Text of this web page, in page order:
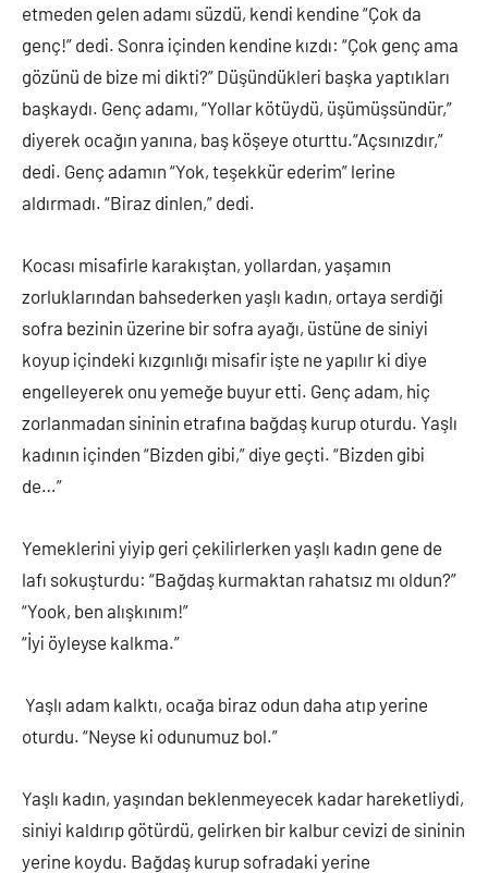
etmeden gelen adamı süzdü, kendi kendine “Çok da
genç!” dedi. Sonra içinden kendine kızdı: “Çok genç ama
gözünü de bize mi dikti?” Düşündükleri başka yaptıkları
başkaydı. Genç adamı, “Yollar kötüydü, üşümüşsündür,”
diyerek ocağın yanına, baş köşeye oturttu.“Açsınızdır,”
dedi. Genç adamın “Yok, teşekkür ederim” lerine
aldırmadı. “Biraz dinlen,” dedi.
Kocası misafirle karakıştan, yollardan, yaşamın
zorluklarından bahsederken yaşlı kadın, ortaya serdiği
sofra bezinin üzerine bir sofra ayağı, üstüne de siniyi
koyup içindeki kızgınlığı misafir işte ne yapılır ki diye
engelleyerek onu yemeğe buyur etti. Genç adam, hiç
zorlanmadan sininin etrafına bağdaş kurup oturdu. Yaşlı
kadının içinden “Bizden gibi,” diye geçti. “Bizden gibi
de…”
Yemeklerini yiyip geri çekilirlerken yaşlı kadın gene de
lafı sokuşturdu: “Bağdaş kurmaktan rahatsız mı oldun?”
“Yook, ben alışkınım!”
“İyi öyleyse kalkma.”
Yaşlı adam kalktı, ocağa biraz odun daha atıp yerine
oturdu. “Neyse ki odunumuz bol.”
Yaşlı kadın, yaşından beklenmeyecek kadar hareketliydi,
siniyi kaldırıp götürdü, gelirken bir kalbur cevizi de sininin
yerine koydu. Bağdaş kurup sofradaki yerine